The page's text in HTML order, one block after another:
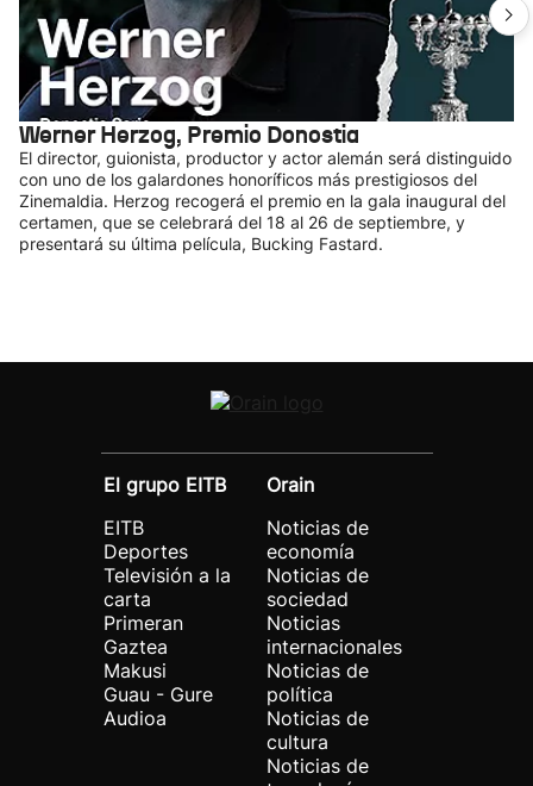
Werner Herzog, Premio Donostia
El director, guionista, productor y actor alemán será distinguido
con uno de los galardones honoríficos más prestigiosos del
Zinemaldia. Herzog recogerá el premio en la gala inaugural del
certamen, que se celebrará del 18 al 26 de septiembre, y
presentará su última película, Bucking Fastard.
El grupo EITB
EITB
Deportes
Televisión a la
carta
Primeran
Gaztea
Makusi
Guau - Gure
Audioa
Orain
Noticias de
economía
Noticias de
sociedad
Noticias
internacionales
Noticias de
política
Noticias de
cultura
Noticias de